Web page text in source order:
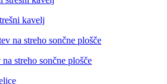
kavelj
streho sončne plošče